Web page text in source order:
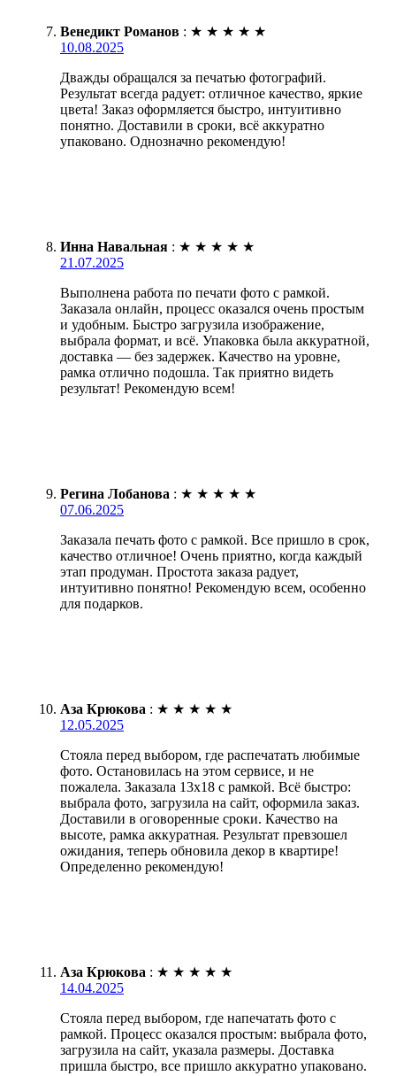
Венедикт Романов : ★ ★ ★ ★ ★
10.08.2025
Дважды обращался за печатью фотографий.
Результат всегда радует: отличное качество, яркие
цвета! Заказ оформляется быстро, интуитивно
понятно. Доставили в сроки, всё аккуратно
упаковано. Однозначно рекомендую!
Инна Навальная : ★ ★ ★ ★ ★
21.07.2025
Выполнена работа по печати фото с рамкой.
Заказала онлайн, процесс оказался очень простым
и удобным. Быстро загрузила изображение,
выбрала формат, и всё. Упаковка была аккуратной,
доставка — без задержек. Качество на уровне,
рамка отлично подошла. Так приятно видеть
результат! Рекомендую всем!
Регина Лобанова : ★ ★ ★ ★ ★
07.06.2025
Заказала печать фото с рамкой. Все пришло в срок,
качество отличное! Очень приятно, когда каждый
этап продуман. Простота заказа радует,
интуитивно понятно! Рекомендую всем, особенно
для подарков.
Аза Крюкова : ★ ★ ★ ★ ★
12.05.2025
Стояла перед выбором, где распечатать любимые
фото. Остановилась на этом сервисе, и не
пожалела. Заказала 13х18 с рамкой. Всё быстро:
выбрала фото, загрузила на сайт, оформила заказ.
Доставили в оговоренные сроки. Качество на
высоте, рамка аккуратная. Результат превзошел
ожидания, теперь обновила декор в квартире!
Определенно рекомендую!
Аза Крюкова : ★ ★ ★ ★ ★
14.04.2025
Стояла перед выбором, где напечатать фото с
рамкой. Процесс оказался простым: выбрала фото,
загрузила на сайт, указала размеры. Доставка
пришла быстро, все пришло аккуратно упаковано.